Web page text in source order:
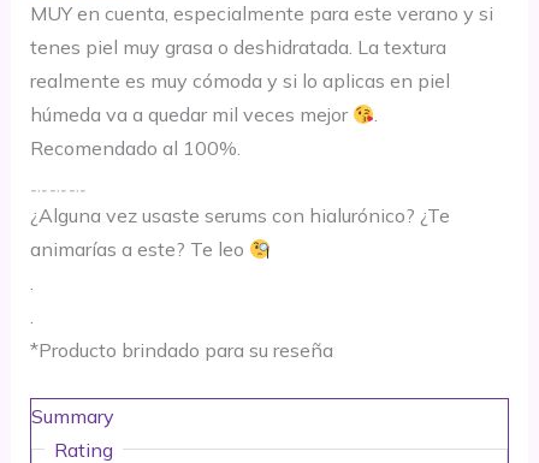
MUY en cuenta, especialmente para este verano y si
tenes piel muy grasa o deshidratada. La textura
realmente es muy cómoda y si lo aplicas en piel
húmeda va a quedar mil veces mejor
.
Recomendado al 100%.
¿Alguna vez usaste serums con hialurónico? ¿Te
animarías a este? Te leo
.
.
*Producto brindado para su reseña
Summary
Rating